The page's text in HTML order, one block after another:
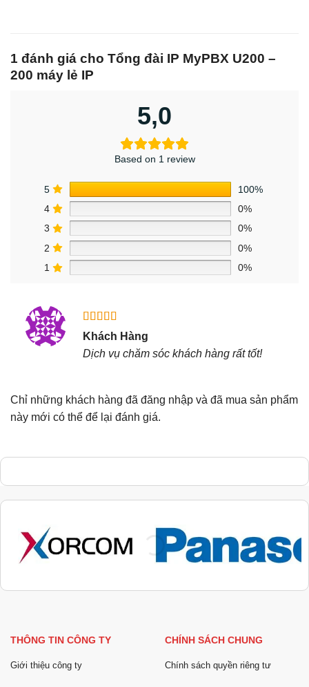
1 đánh giá cho Tổng đài IP MyPBX U200 –
200 máy lẻ IP
5,0
Based on 1 review
5
100%
4
0%
3
0%
2
0%
1
0%
Được xếp
hạng55
sao
Khách Hàng
Dịch vụ chăm sóc khách hàng rất tốt!
Chỉ những khách hàng đã đăng nhập và đã mua sản phẩm
này mới có thể để lại đánh giá.
THÔNG TIN CÔNG TY
Giới thiệu công ty
CHÍNH SÁCH CHUNG
Chính sách quyền riêng tư